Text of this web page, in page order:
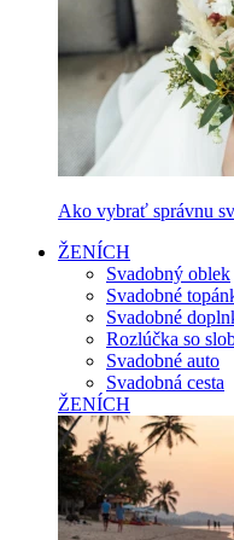
Ako vybrať správnu
ŽENÍCH
Svadobný oblek
Svadobné
Svadobné
Rozlúčka so
Svadobné auto
Svadobná cesta
ŽENÍCH